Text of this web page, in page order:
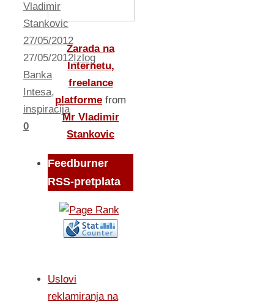
Vladimir
Stankovic
27/05/2012
27/05/2012 Izlog
Banka
Intesa,
inspiracija
0
Zarada na
Internetu,
freelance
platforme from
Mr Vladimir
Stankovic
Feedburner
RSS-pretplata
Uslovi
reklamiranja na